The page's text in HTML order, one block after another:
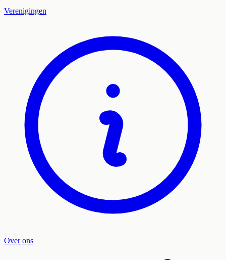
Verenigingen
Over ons